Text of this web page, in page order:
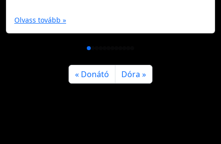
Olvass tovább »
Donátó Dóra